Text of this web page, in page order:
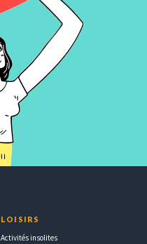
LOISIRS
Activités insolites